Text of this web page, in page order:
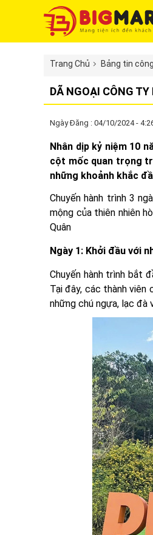
Trang Chủ Bảng tin
DÃ NGOẠI CÔNG
Ngày Đăng : 04/10/2024 -
Nhân dịp kỷ niệm 10
cột mốc quan trọng
những khoảnh khắc
Chuyến hành trình 3
mộng của thiên nhiên
Quân
Ngày 1: Khởi đầu với
Chuyến hành trình bắt
Tại đây, các thành viên
những chú ngựa, lạc đà